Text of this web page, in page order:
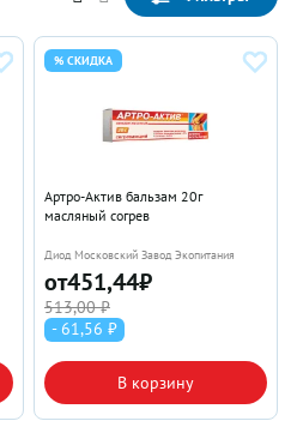
% СКИДКА
Артро-Актив бальзам 20г
масляный согрев
Диод Московский Завод Экопитания
от451,44₽
513,00 ₽
- 61,56 ₽
В корзину